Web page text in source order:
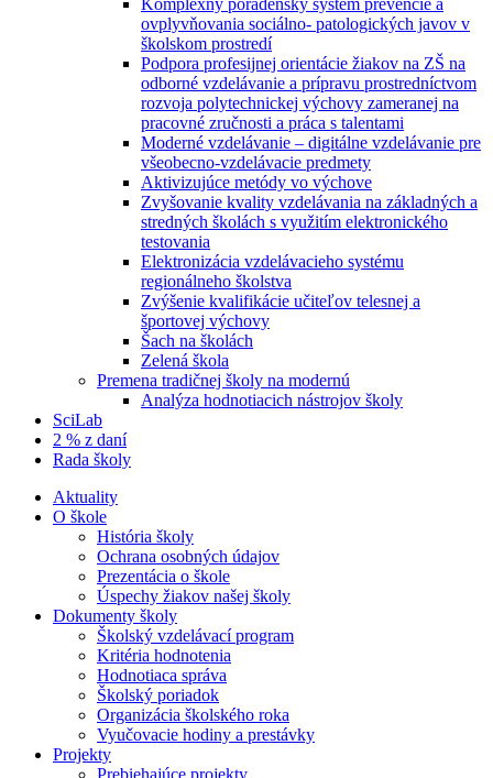
Komplexný poradenský systém prevencie a
ovplyvňovania sociálno- patologických javov v
školskom prostredí
Podpora profesijnej orientácie žiakov na ZŠ na
odborné vzdelávanie a prípravu prostredníctvom
rozvoja polytechnickej výchovy zameranej na
pracovné zručnosti a práca s talentami
Moderné vzdelávanie – digitálne vzdelávanie pre
všeobecno-vzdelávacie predmety
Aktivizujúce metódy vo výchove
Zvyšovanie kvality vzdelávania na základných a
stredných školách s využitím elektronického
testovania
Elektronizácia vzdelávacieho systému
regionálneho školstva
Zvýšenie kvalifikácie učiteľov telesnej a
športovej výchovy
Šach na školách
Zelená škola
Premena tradičnej školy na modernú
Analýza hodnotiacich nástrojov školy
SciLab
2 % z daní
Rada školy
Aktuality
O škole
História školy
Ochrana osobných údajov
Prezentácia o škole
Úspechy žiakov našej školy
Dokumenty školy
Školský vzdelávací program
Kritéria hodnotenia
Hodnotiaca správa
Školský poriadok
Organizácia školského roka
Vyučovacie hodiny a prestávky
Projekty
Prebiehajúce projekty